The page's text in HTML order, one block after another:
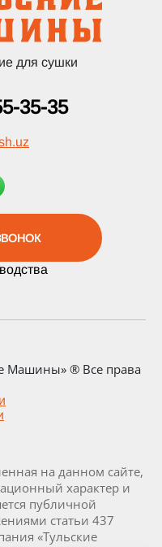
для сушки
35-35
Машины» ® Все права
на данном сайте,
характер и
публичной
статьи 437
«Тульские